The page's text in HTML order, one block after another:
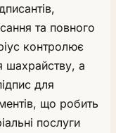
та повного
контролює
шахрайству, а
для
що робить
послуги